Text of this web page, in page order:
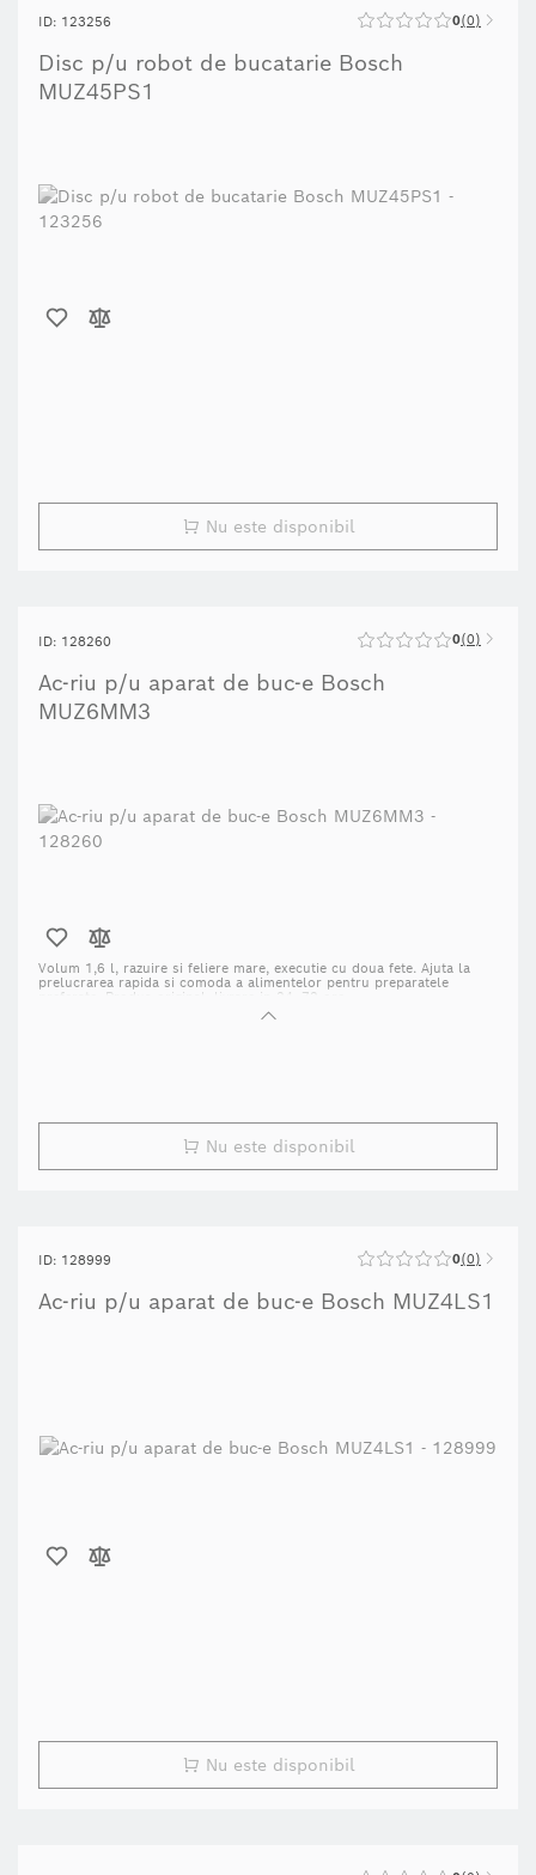
ID: 123256 0 0
Disc p/u robot de bucatarie Bosch
MUZ45PS1
Nu este disponibil
ID: 128260 0 0
Ac-riu p/u aparat de buc-e Bosch
MUZ6MM3
Volum 1,6 l, razuire si feliere mare, executie cu doua fete. Ajuta la
prelucrarea rapida si comoda a alimentelor pentru preparatele
preferate. Produs original, livrare in 24–72 ore.
Nu este disponibil
ID: 128999 0 0
Ac-riu p/u aparat de buc-e Bosch MUZ4LS1
Nu este disponibil